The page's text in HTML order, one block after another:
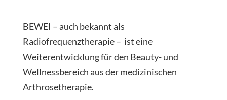
BEWEI – auch bekannt als
Radiofrequenztherapie – ist eine
Weiterentwicklung für den Beauty- und
Wellnessbereich aus der medizinischen
Arthrosetherapie.